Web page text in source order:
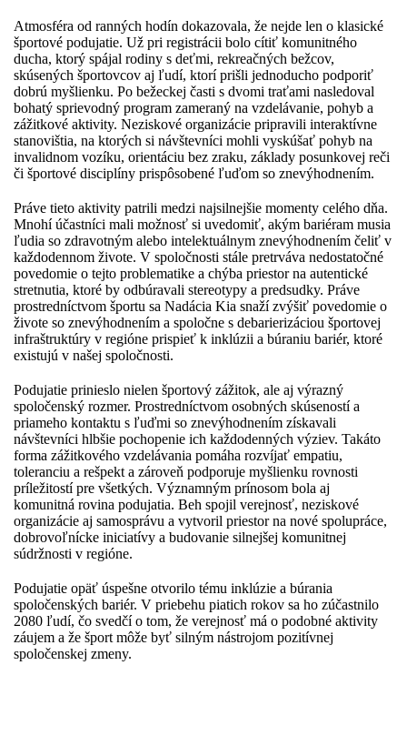
Atmosféra od ranných hodín dokazovala, že nejde len o klasické
športové podujatie. Už pri registrácii bolo cítiť komunitného
ducha, ktorý spájal rodiny s deťmi, rekreačných bežcov,
skúsených športovcov aj ľudí, ktorí prišli jednoducho podporiť
dobrú myšlienku. Po bežeckej časti s dvomi traťami nasledoval
bohatý sprievodný program zameraný na vzdelávanie, pohyb a
zážitkové aktivity. Neziskové organizácie pripravili interaktívne
stanovištia, na ktorých si návštevníci mohli vyskúšať pohyb na
invalidnom vozíku, orientáciu bez zraku, základy posunkovej reči
či športové disciplíny prispôsobené ľuďom so znevýhodnením.
Práve tieto aktivity patrili medzi najsilnejšie momenty celého dňa.
Mnohí účastníci mali možnosť si uvedomiť, akým bariéram musia
ľudia so zdravotným alebo intelektuálnym znevýhodnením čeliť v
každodennom živote. V spoločnosti stále pretrváva nedostatočné
povedomie o tejto problematike a chýba priestor na autentické
stretnutia, ktoré by odbúravali stereotypy a predsudky. Práve
prostredníctvom športu sa Nadácia Kia snaží zvýšiť povedomie o
živote so znevýhodnením a spoločne s debarierizáciou športovej
infraštruktúry v regióne prispieť k inklúzii a búraniu bariér, ktoré
existujú v našej spoločnosti.
Podujatie prinieslo nielen športový zážitok, ale aj výrazný
spoločenský rozmer. Prostredníctvom osobných skúseností a
priameho kontaktu s ľuďmi so znevýhodnením získavali
návštevníci hlbšie pochopenie ich každodenných výziev. Takáto
forma zážitkového vzdelávania pomáha rozvíjať empatiu,
toleranciu a rešpekt a zároveň podporuje myšlienku rovnosti
príležitostí pre všetkých. Významným prínosom bola aj
komunitná rovina podujatia. Beh spojil verejnosť, neziskové
organizácie aj samosprávu a vytvoril priestor na nové spolupráce,
dobrovoľnícke iniciatívy a budovanie silnejšej komunitnej
súdržnosti v regióne.
Podujatie opäť úspešne otvorilo tému inklúzie a búrania
spoločenských bariér. V priebehu piatich rokov sa ho zúčastnilo
2080 ľudí, čo svedčí o tom, že verejnosť má o podobné aktivity
záujem a že šport môže byť silným nástrojom pozitívnej
spoločenskej zmeny.